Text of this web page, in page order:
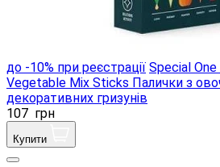
до -10% при реєстрації Special
Vegetable Mix Sticks Палички з
декоративних гризунів
107 грн
Купити